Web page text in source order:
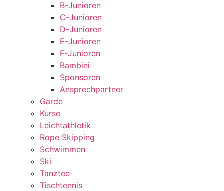
B-Junioren
C-Junioren
D-Junioren
E-Junioren
F-Junioren
Bambini
Sponsoren
Ansprechpartner
Garde
Kurse
Leichtathletik
Rope Skipping
Schwimmen
Ski
Tanztee
Tischtennis